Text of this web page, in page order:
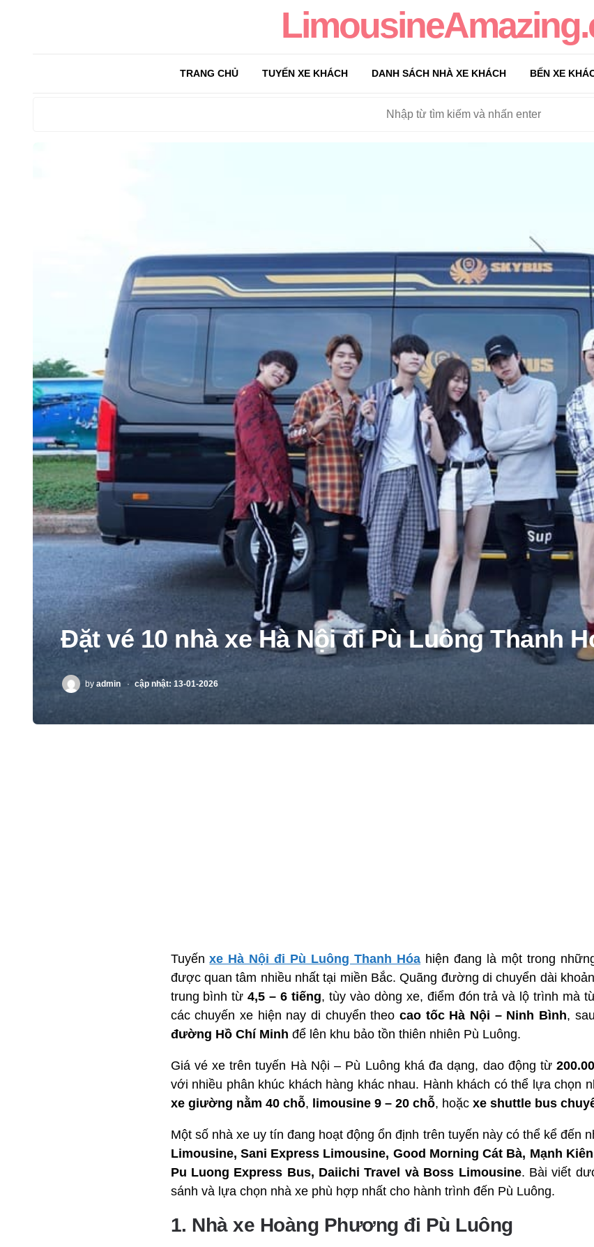
TRANG CHỦ TUYẾN XE KHÁCH DANH SÁCH NHÀ XE KHÁCH BẾN XE
Đặt vé 10 nhà xe Hà Nội đi Pù Luông Thanh
POSTED
by admin cập nhật: 13-01-2026
Tuyếnxe Hà Nội đi Pù Luông Thanh Hóa hiện đang là một trong
được quan tâm nhiều nhất tại miền Bắc. Quãng đường di chuyển dài
trung bình từ4,5 – 6 tiếng, tùy vào dòng xe, điểm đón trả và lộ trình mà
các chuyến xe hiện nay di chuyển theo cao tốc Hà Nội – Ninh Bình,
đường Hồ Chí Minh để lên khu bảo tồn thiên nhiên Pù Luông.
Giá vé xe trên tuyến Hà Nội – Pù Luông khá đa dạng, dao động từ
với nhiều phân khúc khách hàng khác nhau. Hành khách có thể lựa chọn
xe giường nằm 40 chỗ, limousine 9 – 20 chỗ, hoặc xe shuttle bus
Một số nhà xe uy tín đang hoạt động ổn định trên tuyến này có thể kể đến
Limousine, Sani Express Limousine, Good Morning Cát Bà, Mạnh
Pu Luong Express Bus, Daiichi Travel và Boss Limousine. Bài viết
sánh và lựa chọn nhà xe phù hợp nhất cho hành trình đến Pù Luông.
1. Nhà xe Hoàng Phương đi Pù Luông